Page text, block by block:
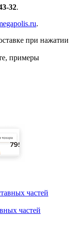
32.
.
при нажатии
примеры
частей